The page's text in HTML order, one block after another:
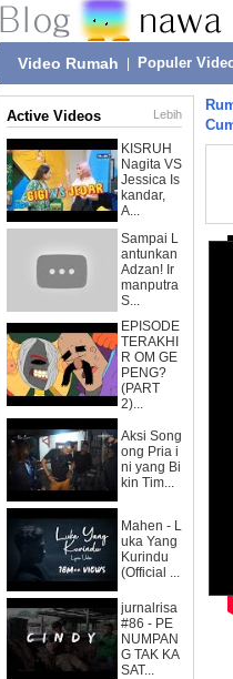
Video Rumah Populer
Active Videos Lebih
KISRUH
Nagita VS
Jessica Is
kandar,
A...
Sampai L
antunkan
Adzan! Ir
manputra
S...
EPISODE
TERAKHI
R OM GE
PENG?
(PART
2)...
Aksi Song
ong Pria i
ni yang Bi
kin Tim...
Mahen - L
uka Yang
Kurindu
(Official ...
jurnalrisa
#86 - PE
NUMPAN
G TAK KA
SAT...